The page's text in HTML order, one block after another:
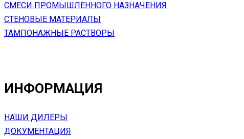
СМЕСИ ПРОМЫШЛЕННОГО НАЗНАЧЕНИЯ
СТЕНОВЫЕ МАТЕРИАЛЫ
ТАМПОНАЖНЫЕ РАСТВОРЫ
ИНФОРМАЦИЯ
НАШИ ДИЛЕРЫ
ДОКУМЕНТАЦИЯ